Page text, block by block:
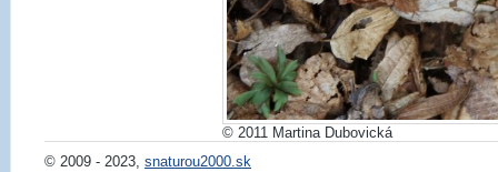
© 2011 Martina Dubovická
© 2009 - 2023, snaturou2000.sk